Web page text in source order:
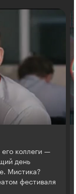
коллеги —
день
Мистика?
фестиваля